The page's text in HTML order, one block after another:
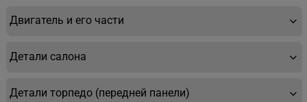
Двигатель и его части
Детали салона
Детали торпедо (передней панели)